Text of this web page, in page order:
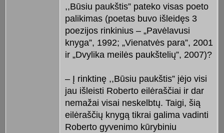
,,Būsiu paukštis” pateko visas poeto
palikimas (poetas buvo išleidęs 3
poezijos rinkinius – „Pavėlavusi
knyga”, 1992; „Vienatvės para”, 2001
ir „Dvylika meilės paukštelių”, 2007)?
– Į rinktinę ,,Būsiu paukštis” įėjo visi
jau išleisti Roberto eilėraščiai ir dar
nemažai visai neskelbtų. Taigi, šią
eilėraščių knygą tikrai galima vadinti
Roberto gyvenimo kūrybiniu